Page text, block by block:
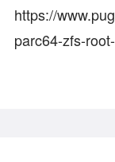
https://
parc64-zfs-